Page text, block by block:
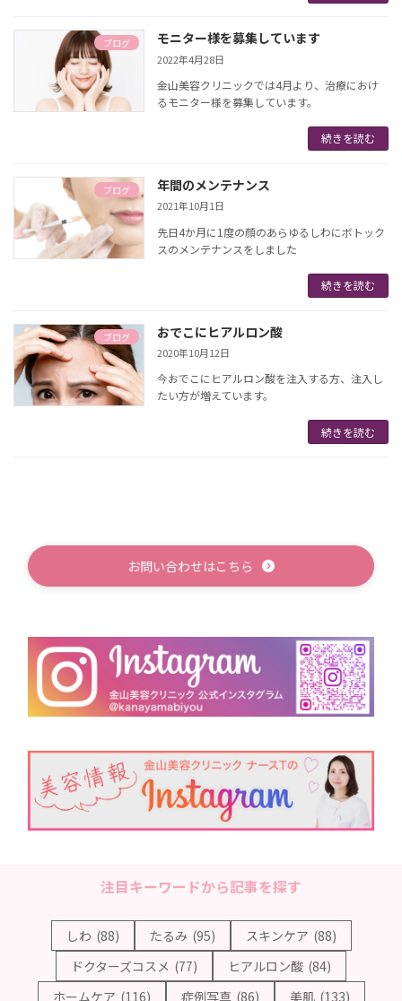
ブログ モニター様を募集しています
2022年4月28日
金山美容クリニックでは4月より、治療におけ
るモニター様を募集しています。
続きを読む
ブログ 年間のメンテナンス
2021年10月1日
先日4か月に1度の顔のあらゆるしわにボトック
スのメンテナンスをしました
続きを読む
ブログ おでこにヒアルロン酸
2020年10月12日
今おでこにヒアルロン酸を注入する方、注入し
たい方が増えています。
続きを読む
お問い合わせはこちら
注目キーワードから記事を探す
しわ (88) たるみ (95) スキンケア (88)
ドクターズコスメ (77) ヒアルロン酸 (84)
ホームケア (116) 症例写真 (86) 美肌 (133)